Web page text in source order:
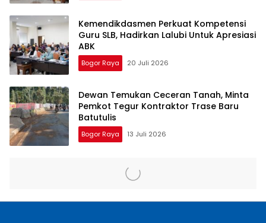
Kemendikdasmen Perkuat Kompetensi
Guru SLB, Hadirkan Lalubi Untuk Apresiasi
ABK
Bogor Raya 20 Juli 2026
Dewan Temukan Ceceran Tanah, Minta
Pemkot Tegur Kontraktor Trase Baru
Batutulis
Bogor Raya 13 Juli 2026